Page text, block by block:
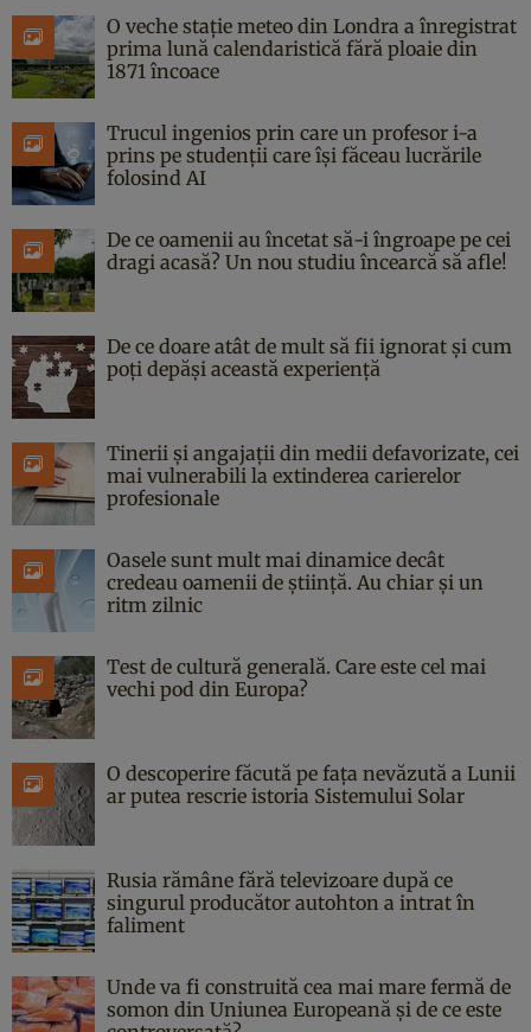
O veche stație meteo din Londra a înregistrat
prima lună calendaristică fără ploaie din
1871 încoace
Trucul ingenios prin care un profesor i-a
prins pe studenții care își făceau lucrările
folosind AI
De ce oamenii au încetat să-i îngroape pe cei
dragi acasă? Un nou studiu încearcă să afle!
De ce doare atât de mult să fii ignorat și cum
poți depăși această experiență
Tinerii și angajații din medii defavorizate, cei
mai vulnerabili la extinderea carierelor
profesionale
Oasele sunt mult mai dinamice decât
credeau oamenii de știință. Au chiar și un
ritm zilnic
Test de cultură generală. Care este cel mai
vechi pod din Europa?
O descoperire făcută pe fața nevăzută a Lunii
ar putea rescrie istoria Sistemului Solar
Rusia rămâne fără televizoare după ce
singurul producător autohton a intrat în
faliment
Unde va fi construită cea mai mare fermă de
somon din Uniunea Europeană și de ce este